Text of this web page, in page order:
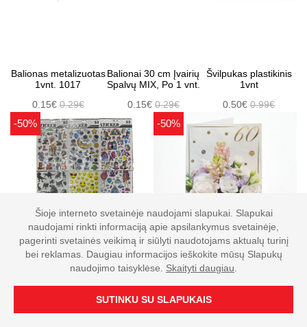
Balionas metalizuotas
1vnt. 1017
0.15€0.29€
Balionai 30 cm Įvairių
Spalvų MIX, Po 1 vnt.
0.15€ 0.29€
Švilpukas plastikinis
1vnt
0.50€0.99€
-50%
1.69€
-50%
1.50€
Šioje interneto svetainėje naudojami slapukai. Slapukai
naudojami rinkti informaciją apie apsilankymus svetainėje,
pagerinti svetainės veikimą ir siūlyti naudotojams aktualų turinį
bei reklamas. Daugiau informacijos ieškokite mūsų Slapukų
naudojimo taisyklėse. Skaityti daugiau.
SUTINKU SU SLAPUKAIS